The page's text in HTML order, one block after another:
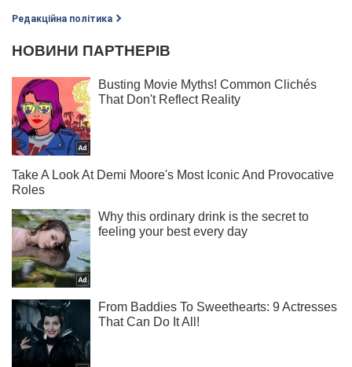
Редакційна політика